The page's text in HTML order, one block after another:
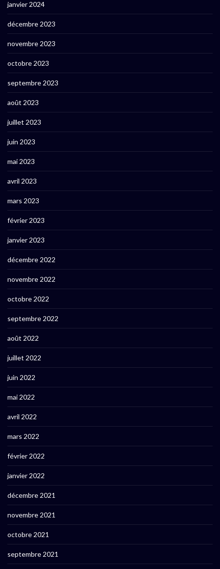
janvier 2024
décembre 2023
novembre 2023
octobre 2023
septembre 2023
août 2023
juillet 2023
juin 2023
mai 2023
avril 2023
mars 2023
février 2023
janvier 2023
décembre 2022
novembre 2022
octobre 2022
septembre 2022
août 2022
juillet 2022
juin 2022
mai 2022
avril 2022
mars 2022
février 2022
janvier 2022
décembre 2021
novembre 2021
octobre 2021
septembre 2021